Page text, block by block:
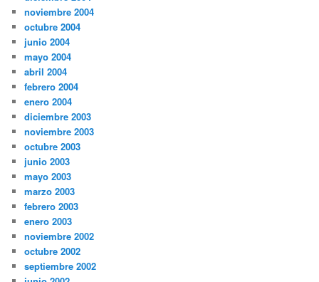
noviembre 2004
octubre 2004
junio 2004
mayo 2004
abril 2004
febrero 2004
enero 2004
diciembre 2003
noviembre 2003
octubre 2003
junio 2003
mayo 2003
marzo 2003
febrero 2003
enero 2003
noviembre 2002
octubre 2002
septiembre 2002